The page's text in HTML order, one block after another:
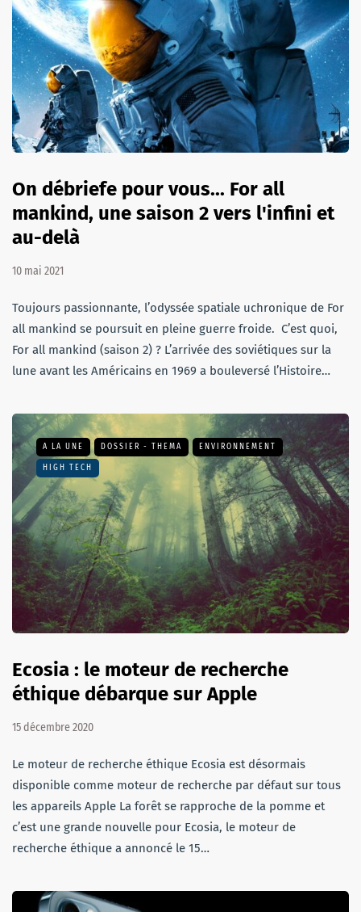
On débriefe pour vous... For all
mankind, une saison 2 vers l'infini et
au-delà
10 mai 2021
Toujours passionnante, l’odyssée spatiale uchronique de For
all mankind se poursuit en pleine guerre froide. C’est quoi,
For all mankind (saison 2) ? L’arrivée des soviétiques sur la
lune avant les Américains en 1969 a bouleversé l’Histoire…
A LA UNE DOSSIER - THEMA ENVIRONNEMENT
HIGH TECH
Ecosia : le moteur de recherche
éthique débarque sur Apple
15 décembre 2020
Le moteur de recherche éthique Ecosia est désormais
disponible comme moteur de recherche par défaut sur tous
les appareils Apple La forêt se rapproche de la pomme et
c’est une grande nouvelle pour Ecosia, le moteur de
recherche éthique a annoncé le 15…